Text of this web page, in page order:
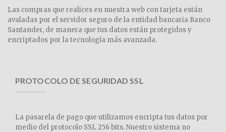
Las compras que realices en nuestra web con tarjeta están
avaladas por el servidor seguro de la entidad bancaria Banco
Santander, de manera que tus datos están protegidos y
encriptados por la tecnología más avanzada.
PROTOCOLO DE SEGURIDAD SSL
La pasarela de pago que utilizamos encripta tus datos por
medio del protocolo SSL 256 bits. Nuestro sistema no